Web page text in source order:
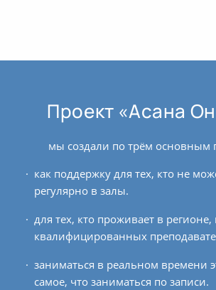
Проект «Асана
мы создали по трём основным
как поддержку для тех, кто не
регулярно в залы.
для тех, кто проживает в регионе,
квалифицированных
заниматься в реальном времени
самое, что заниматься по записи.